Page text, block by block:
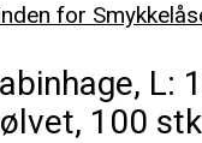
for
L:
100